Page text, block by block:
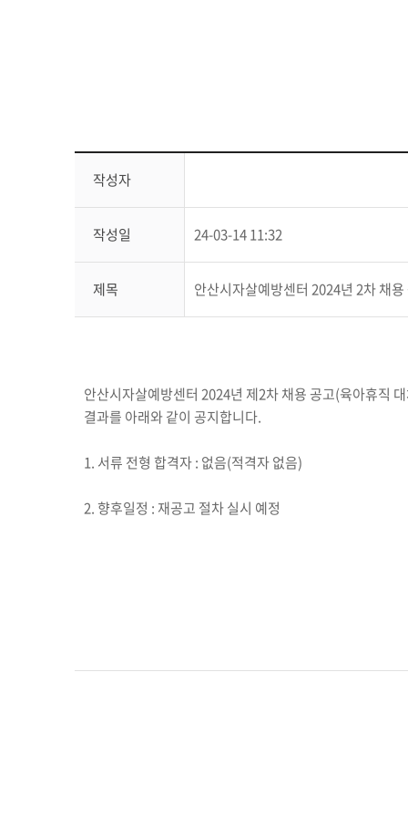
작성자
작성일 24-03-14 11:32
제목 안산시자살예방센터 2024년 2차 채
안산시자살예방센터 2024년 제2차 채용 공고(육아휴직
결과를 아래와 같이 공지합니다.
1. 서류 전형 합격자 : 없음(적격자 없음)
2. 향후일정 : 재공고 절차 실시 예정